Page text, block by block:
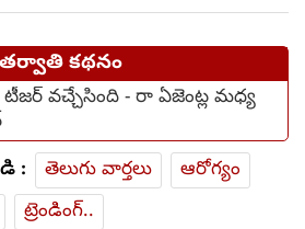
తర్వాతి కథనం
వచ్చేసింది - రా ఏజెంట్ల మధ్య
: తెలుగు వార్తలు
ఆరోగ్యం
ట్రెండింగ్..